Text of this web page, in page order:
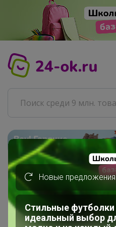
Главная
Леныра
СП83 Librederm -
Уход для лица
Новые
Стильные футболки
идеальный выбор